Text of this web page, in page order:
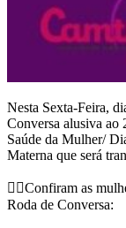
Nesta Sexta-Feira,
Conversa alusiva ao
Saúde da Mulher/
Materna que será
✊🏿Confiram as
Roda de Conversa: